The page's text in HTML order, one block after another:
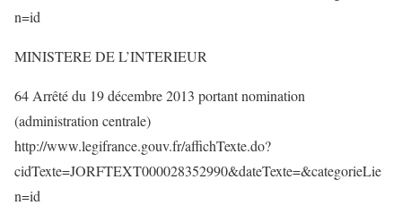
n=id
MINISTERE DE L’INTERIEUR
64 Arrêté du 19 décembre 2013 portant nomination
(administration centrale)
http://www.legifrance.gouv.fr/affichTexte.do?
cidTexte=JORFTEXT000028352990&dateTexte=&categorieLie
n=id